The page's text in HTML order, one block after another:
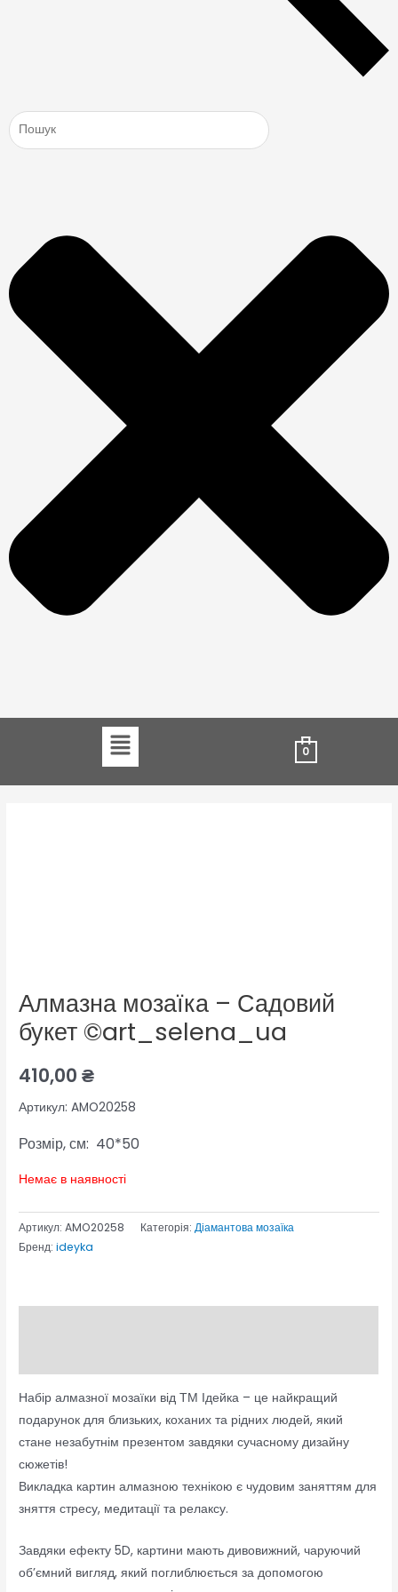
Menu
0
Алмазна мозаїка – Садовий
букет ©art_selena_ua
410,00₴
Артикул: AMO20258
Розмір, см: 40*50
Немає в наявності
Артикул:AMO20258 Категорія:Діамантова мозаїка
Бренд:ideyka
Набір алмазної мозаїки від ТМ Ідейка – це найкращий
подарунок для близьких, коханих та рідних людей, який
стане незабутнім презентом завдяки сучасному дизайну
сюжетів!
Викладка картин алмазною технікою є чудовим заняттям для
зняття стресу, медитації та релаксу.
Завдяки ефекту 5D, картини мають дивовижний, чаруючий
об’ємний вигляд, який поглиблюється за допомогою